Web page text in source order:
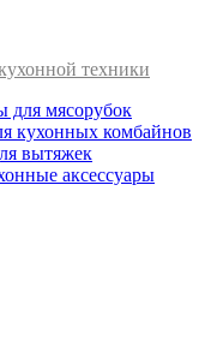
техники
для мясорубок
кухонных комбайнов
вытяжек
аксессуары